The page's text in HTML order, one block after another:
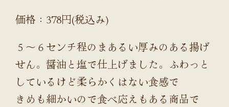
価格：378円(税込み)
５～６センチ程のまあるい厚みのある揚げ
せん。醤油と塩で仕上げました。ふわっと
しているけど柔らかくはない食感で
きめも細かいので食べ応えもある商品で